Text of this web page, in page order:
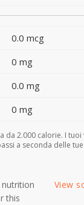
0.0 mcg
0 mg
0.0 mg
0 mg
da 2.000 calorie. I
a seconda delle
this
View